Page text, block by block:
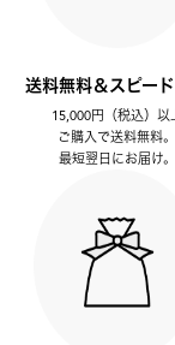
送料無料＆スピー
15,000円（税込）以
ご購入で送料無料。
最短翌日にお届け。